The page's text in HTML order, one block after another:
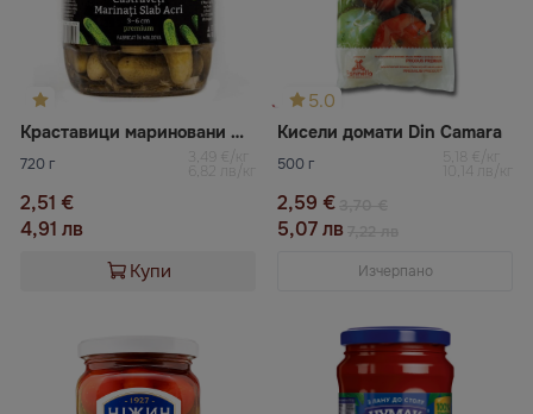
Краставици мариновани Natur bravo
720 г 3,49 €/кг
6,82 лв/кг
2,51 €
4,91 лв
Купи
5.0
Кисели домати Din Camara
500 г 5,18 €/кг
10,14 лв/кг
2,59 €
5,07 лв
Изчерпано